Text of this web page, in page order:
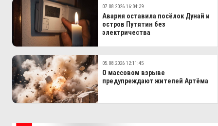
07.08.2026 16:04:39
Авария оставила посёлок Дунай и
остров Путятин без
электричества
05.08.2026 12:11:45
О массовом взрыве
предупреждают жителей Артёма